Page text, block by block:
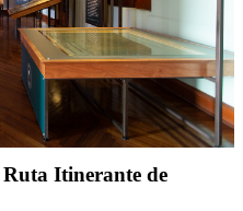
Itinerante de